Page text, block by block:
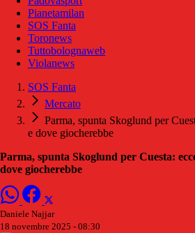
Pianetamilan
SOS Fanta
Toronews
Tuttobolognaweb
Violanews
SOS Fanta
Mercato
Parma, spunta Skoglund per
e dove giocherebbe
Parma, spunta Skoglund per Cuesta:
dove giocherebbe
Daniele Najjar
18 novembre 2025 - 08:30